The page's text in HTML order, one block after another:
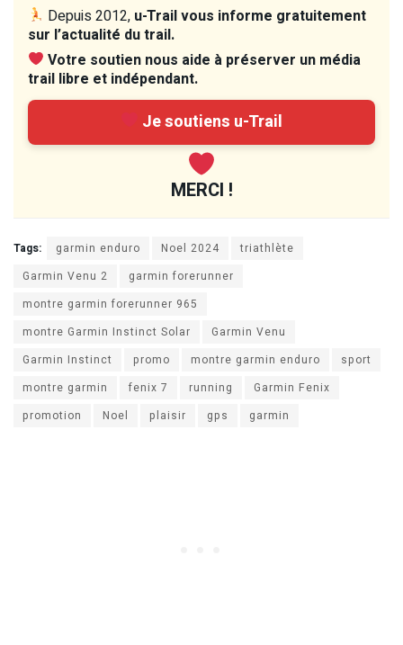
Depuis 2012, u-Trail vous informe gratuitement
sur l’actualité du trail.
Votre soutien nous aide à préserver un média
trail libre et indépendant.
Je soutiens u-Trail
MERCI !
Tags: garmin enduro Noel 2024
triathlète
Garmin Venu 2
garmin forerunner
montre garmin forerunner 965
montre Garmin Instinct Solar
Garmin Venu
Garmin Instinct
promo montre garmin enduro
sport
montre garmin
fenix 7 running
Garmin Fenix
promotion
Noel plaisir gps garmin